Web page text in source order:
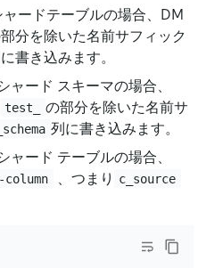
ードテーブルの場合、DM
分を除いた名前サフィック
書き込みます。
ャード スキーマの場合、
test_
の部分を除いた名前サ
列に書き込みます。
ャード テーブルの場合、
、つまり c_source